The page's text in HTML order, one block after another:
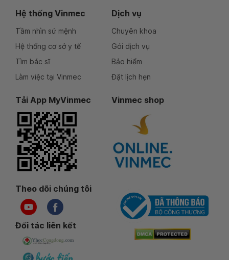
Hệ thống Vinmec
Tầm nhìn sứ mệnh
Hệ thống cơ sở y tế
Tìm bác sĩ
Làm việc tại Vinmec
Dịch vụ
Chuyên khoa
Gói dịch vụ
Bảo hiểm
Đặt lịch hẹn
Tải App MyVinmec Vinmec shop
Theo dõi chúng tôi
Đối tác liên kết